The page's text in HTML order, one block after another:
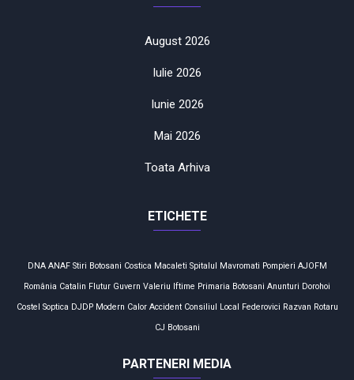
August 2026
Iulie 2026
Iunie 2026
Mai 2026
Toata Arhiva
ETICHETE
DNA ANAF Stiri Botosani Costica Macaleti Spitalul Mavromati Pompieri AJOFM
România Catalin Flutur Guvern Valeriu Iftime Primaria Botosani Anunturi Dorohoi
Costel Soptica DJDP Modern Calor Accident Consiliul Local Federovici Razvan Rotaru
CJ Botosani
PARTENERI MEDIA